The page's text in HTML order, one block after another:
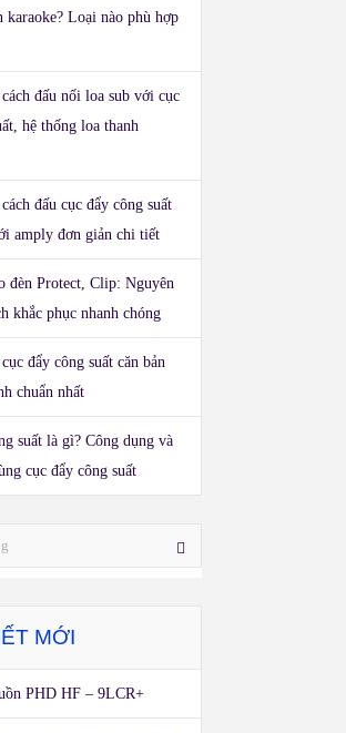
karaoke? Loại nào phù hợp
đấu nối loa sub với cục
hệ thống loa thanh
đấu cục đẩy công suất
amply đơn giản chi tiết
đèn Protect, Clip: Nguyên
khắc phục nhanh chóng
đẩy công suất căn bản
chuẩn nhất
suất là gì? Công dụng và
cục đẩy công suất
MỚI
PHD HF – 9LCR+